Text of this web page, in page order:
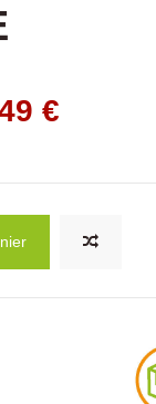
€